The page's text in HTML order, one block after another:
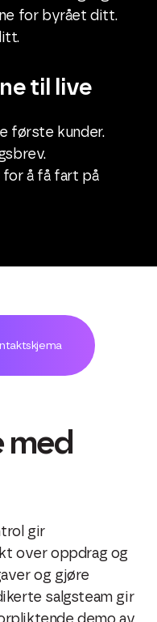
for byrået ditt.
til live
første kunder.
å få fart på
med
gir
over oppdrag og
og gjøre
salgsteam gir